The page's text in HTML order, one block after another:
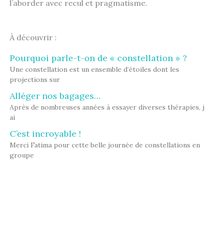
l’aborder avec recul et pragmatisme.
À découvrir :
Pourquoi parle-t-on de « constellation » ?
Une constellation est un ensemble d’étoiles dont les
projections sur
Alléger nos bagages…
Après de nombreuses années à essayer diverses thérapies, j
ai
C’est incroyable !
Merci Fatima pour cette belle journée de constellations en
groupe